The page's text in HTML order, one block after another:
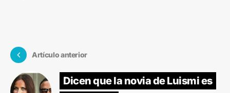
Artículo anterior
Dicen que la novia de Luismi es